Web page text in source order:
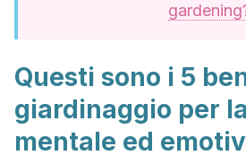
Questi sono i 5
giardinaggio per
mentale ed